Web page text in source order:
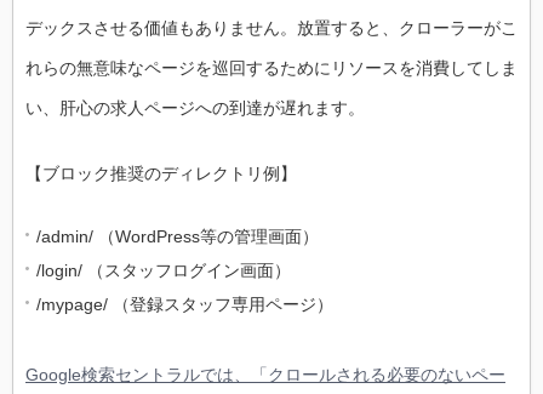
デックスさせる価値もありません。放置すると、クローラーがこ
れらの無意味なページを巡回するためにリソースを消費してしま
い、肝心の求人ページへの到達が遅れます。
【ブロック推奨のディレクトリ例】
/admin/ （WordPress等の管理画面）
/login/ （スタッフログイン画面）
/mypage/ （登録スタッフ専用ページ）
Google検索セントラルでは、「クロールされる必要のないペー